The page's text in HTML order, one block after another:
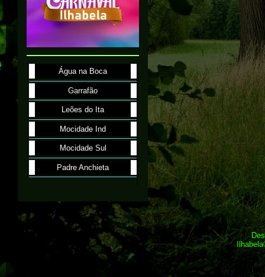
Água na Boca
Garrafão
Leões do Ita
Mocidade Ind
Mocidade Sul
Padre Anchieta